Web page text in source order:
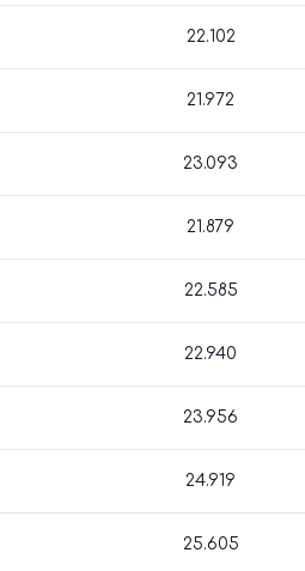
22.102
21.972
23.093
21.879
22.585
22.940
23.956
24.919
25.605